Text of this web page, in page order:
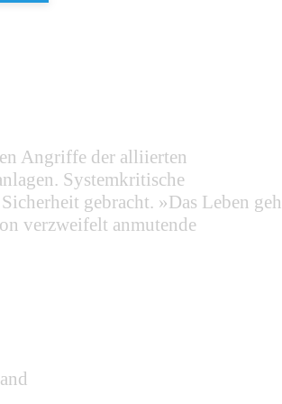
Angriffe der alliierten
Systemkritische
gebracht. »Das Leben
verzweifelt anmutende